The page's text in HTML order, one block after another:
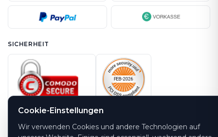
SICHERHEIT
Cookie-Einstellungen
Wir verwenden Cookies und andere Technologien auf